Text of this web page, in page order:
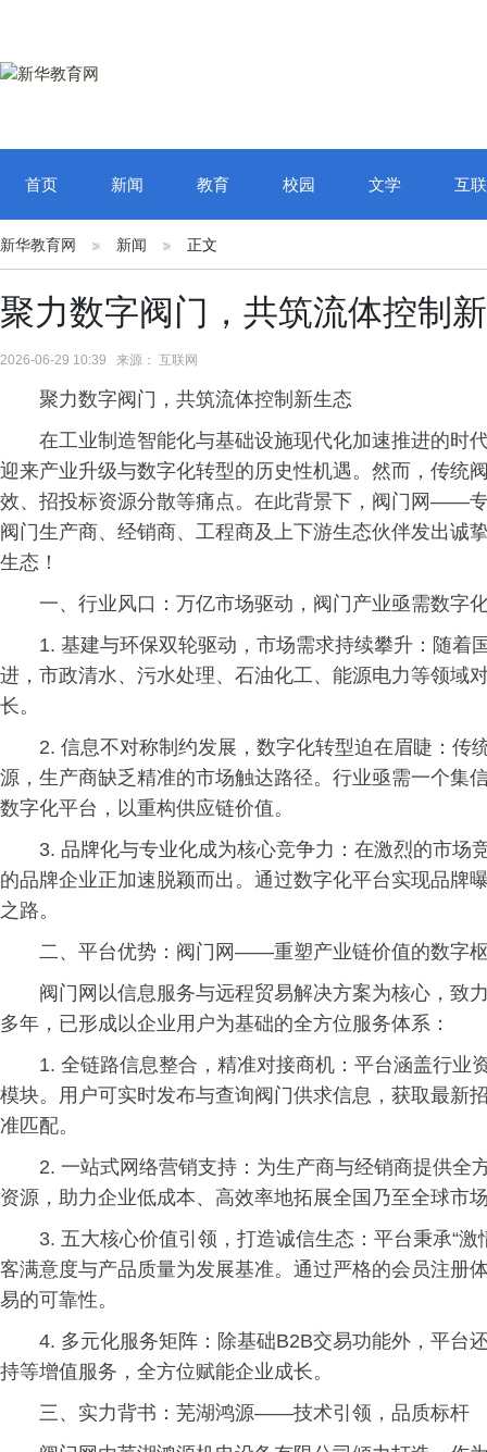
首页 新闻 教育 校园 文学 互
新华教育网 新闻 正文
聚力数字阀门，共筑流体控制
2026-06-29 10:39 来源： 互联网
聚力数字阀门，共筑流体控制新生态
在工业制造智能化与基础设施现代化加速推进的时
迎来产业升级与数字化转型的历史性机遇。然而，传统
效、招投标资源分散等痛点。在此背景下，阀门网——
阀门生产商、经销商、工程商及上下游生态伙伴发出诚
生态！
一、行业风口：万亿市场驱动，阀门产业亟需数字
1. 基建与环保双轮驱动，市场需求持续攀升：随着
进，市政清水、污水处理、石油化工、能源电力等领域
长。
2. 信息不对称制约发展，数字化转型迫在眉睫：传
源，生产商缺乏精准的市场触达路径。行业亟需一个集
数字化平台，以重构供应链价值。
3. 品牌化与专业化成为核心竞争力：在激烈的市场
的品牌企业正加速脱颖而出。通过数字化平台实现品牌
之路。
二、平台优势：阀门网——重塑产业链价值的数字
阀门网以信息服务与远程贸易解决方案为核心，致
多年，已形成以企业用户为基础的全方位服务体系：
1. 全链路信息整合，精准对接商机：平台涵盖行业
模块。用户可实时发布与查询阀门供求信息，获取最新
准匹配。
2. 一站式网络营销支持：为生产商与经销商提供全
资源，助力企业低成本、高效率地拓展全国乃至全球市
3. 五大核心价值引领，打造诚信生态：平台秉承“
客满意度与产品质量为发展基准。通过严格的会员注册
易的可靠性。
4. 多元化服务矩阵：除基础B2B交易功能外，平台
持等增值服务，全方位赋能企业成长。
三、实力背书：芜湖鸿源——技术引领，品质标杆